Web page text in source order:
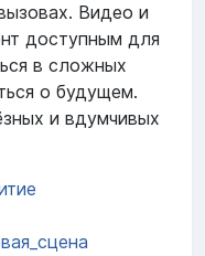
Видео и
доступным для
в сложных
о будущем.
и вдумчивых